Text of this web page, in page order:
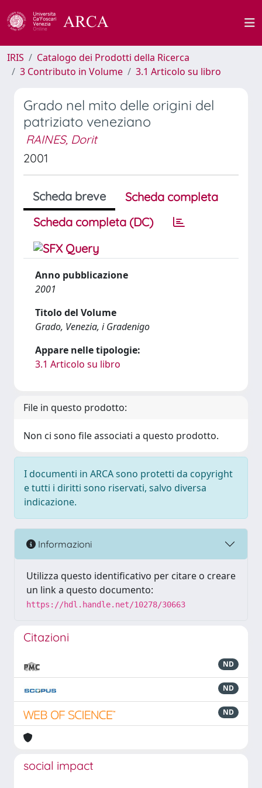
IRIS
Catalogo dei Prodotti della Ricerca
3 Contributo in Volume
3.1 Articolo su libro
Grado nel mito delle origini del
patriziato veneziano
RAINES, Dorit
2001
Scheda breve
Scheda completa
Scheda completa (DC)
Anno pubblicazione
2001
Titolo del Volume
Grado, Venezia, i Gradenigo
Appare nelle tipologie:
3.1 Articolo su libro
File in questo prodotto:
Non ci sono file associati a questo prodotto.
I documenti in ARCA sono protetti da copyright
e tutti i diritti sono riservati, salvo diversa
indicazione.
Informazioni
Utilizza questo identificativo per citare o creare
un link a questo documento:
https://hdl.handle.net/10278/30663
Citazioni
ND
ND
ND
social impact